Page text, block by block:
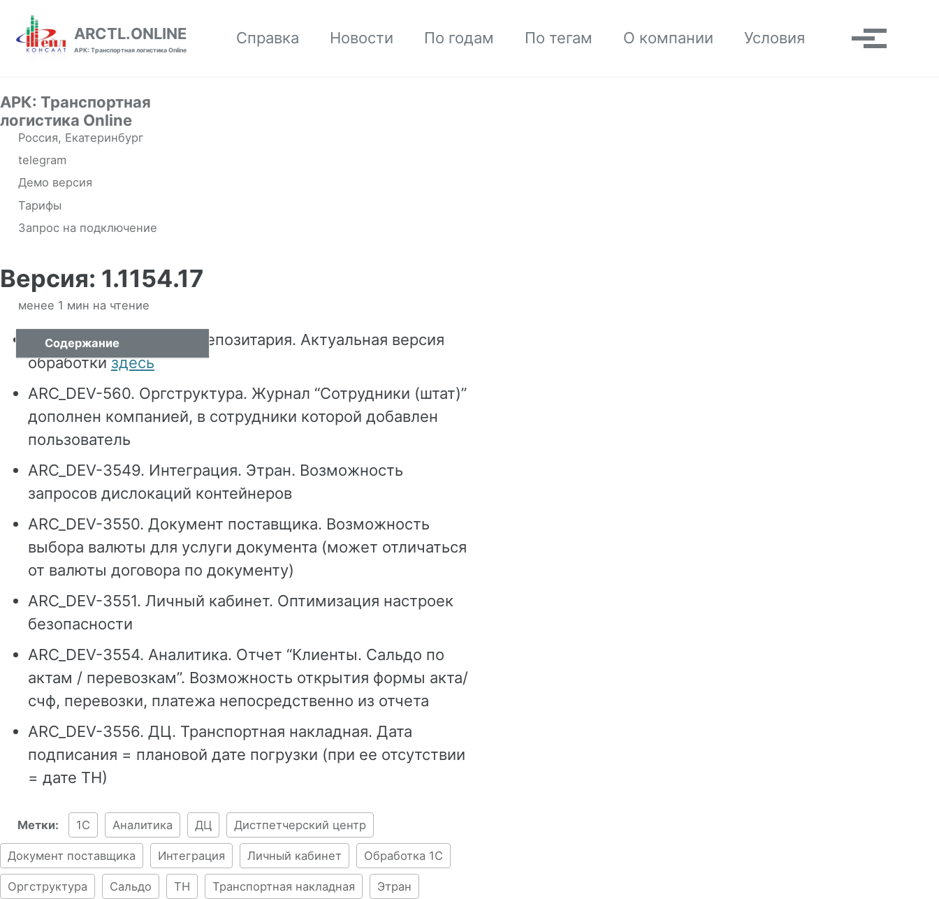
ARCTL.ONLINE
АРК: Транспортная логистика Online
Справка Новости По годам По тегам О компании Условия Toggle search
АРК: Транспортная
логистика Online
Россия, Екатеринбург
telegram
Демо версия
Тарифы
Запрос на подключение
Версия: 1.1154.17
менее 1 мин на чтение
Содержание
ARC-108. 1С. Переезд репозитария. Актуальная версия
обработкиздесь
ARC_DEV-560. Оргструктура. Журнал “Сотрудники (штат)”
дополнен компанией, в сотрудники которой добавлен
пользователь
ARC_DEV-3549. Интеграция. Этран. Возможность
запросов дислокаций контейнеров
ARC_DEV-3550. Документ поставщика. Возможность
выбора валюты для услуги документа (может отличаться
от валюты договора по документу)
ARC_DEV-3551. Личный кабинет. Оптимизация настроек
безопасности
ARC_DEV-3554. Аналитика. Отчет “Клиенты. Сальдо по
актам / перевозкам”. Возможность открытия формы акта/
счф, перевозки, платежа непосредственно из отчета
ARC_DEV-3556. ДЦ. Транспортная накладная. Дата
подписания = плановой дате погрузки (при ее отсутствии
= дате ТН)
Метки: 1С Аналитика ДЦ Дистпетчерский центр
Документ поставщика Интеграция Личный кабинет Обработка 1С
Оргструктура Сальдо ТН Транспортная накладная Этран